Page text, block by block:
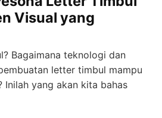
Visual yang
Bagaimana teknologi dan
letter timbul mampu
Inilah yang akan kita bahas